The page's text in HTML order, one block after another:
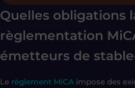
Quelles obligations
règlementation
émetteurs de
Le règlement MiCA impose des